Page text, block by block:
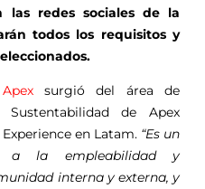
las redes sociales de la
todos los requisitos y
surgió del área de
Sustentabilidad de Apex
en Latam. “Es un
a la empleabilidad y
interna y externa, y